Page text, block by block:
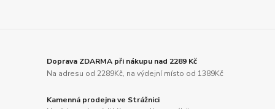
Doprava ZDARMA při nákupu nad 2289 Kč
Na adresu od 2289Kč, na výdejní místo od 1389Kč
Kamenná prodejna ve Strážnici